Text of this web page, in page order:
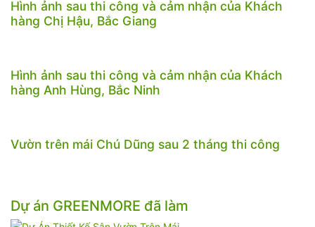
Hình ảnh sau thi công và cảm nhận của Khách
hàng Chị Hậu, Bắc Giang
Hình ảnh sau thi công và cảm nhận của Khách
hàng Anh Hùng, Bắc Ninh
Vườn trên mái Chú Dũng sau 2 tháng thi công
Dự án GREENMORE đã làm